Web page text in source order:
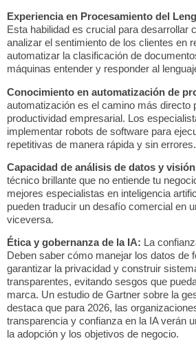
Experiencia en Procesamiento del
Esta habilidad es crucial para desarrollar
analizar el sentimiento de los clientes en
automatizar la clasificación de
máquinas entender y responder al
Conocimiento en automatización de
automatización es el camino más directo
productividad empresarial. Los
implementar robots de software para
repetitivas de manera rápida y sin errores.
Capacidad de análisis de datos y
técnico brillante que no entiende tu
mejores especialistas en inteligencia
pueden traducir un desafío comercial en
viceversa.
Ética y gobernanza de la IA: La
Deben saber cómo manejar los datos de
garantizar la privacidad y construir
transparentes, evitando sesgos que
marca. Un estudio de Gartner sobre la
destaca que para 2026, las
transparencia y confianza en la IA verán
la adopción y los objetivos de negocio.